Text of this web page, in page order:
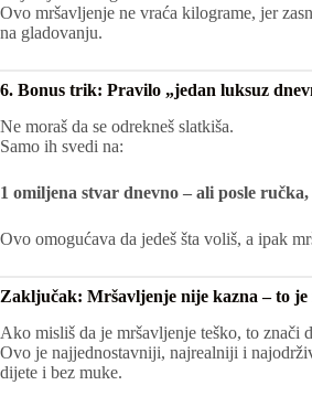
Ovo mršavljenje ne vraća kilograme, jer
na gladovanju.
6. Bonus trik: Pravilo „jedan luksuz
Ne moraš da se odrekneš slatkiša.
Samo ih svedi na:
1 omiljena stvar dnevno – ali posle
Ovo omogućava da jedeš šta voliš, a ipak
Zaključak: Mršavljenje nije kazna – to je
Ako misliš da je mršavljenje teško, to znači
Ovo je najjednostavniji, najrealniji i
dijete i bez muke.